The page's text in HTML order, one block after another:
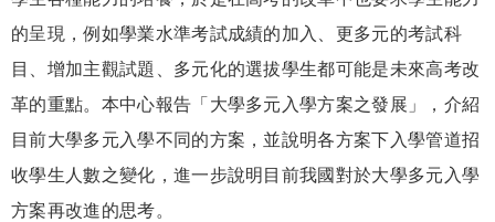
的呈現，例如學業水準考試成績的加入、更多元的考試科
目、增加主觀試題、多元化的選拔學生都可能是未來高考改
革的重點。本中心報告「大學多元入學方案之發展」，介紹
目前大學多元入學不同的方案，並說明各方案下入學管道招
收學生人數之變化，進一步說明目前我國對於大學多元入學
方案再改進的思考。